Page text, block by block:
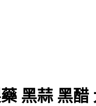
黑蒜 黑